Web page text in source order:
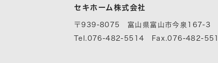
セキホーム株式会社
〒939-8075 富山県富山市今泉167-3
Tel.076-482-5514 Fax.076-482-